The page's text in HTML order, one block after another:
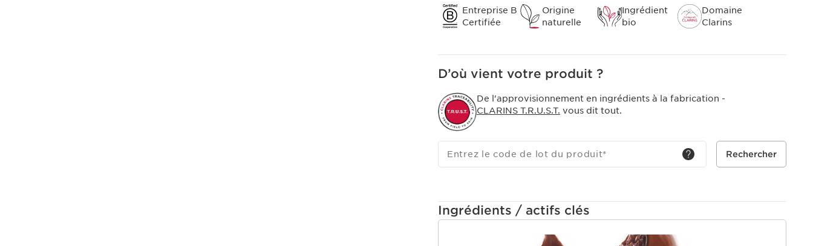
Entreprise B
Certifiée
Origine
naturelle
Ingrédient
bio
Domaine
Clarins
D’où vient votre produit ?
De l'approvisionnement en ingrédients à la fabrication -
CLARINS T.R.U.S.T. vous dit tout.
Entrez le code de lot du produit* Rechercher
Ingrédients / actifs clés
ALLER AU CONTENU